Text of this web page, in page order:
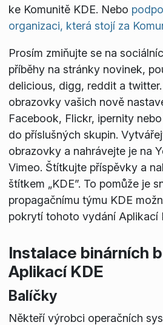
ke Komunitě KDE. Nebo
organizaci, která stojí za
Prosím zmiňujte se na
příběhy na stránky novinek,
delicious, digg, reddit a
obrazovky vašich nově
Facebook, Flickr, ipernity
do příslušných skupin.
obrazovky a nahrávejte je na
Vimeo. Štítkujte příspěvky a
štítkem „KDE”. To pomůže je
propagačnímu týmu KDE
pokrytí tohoto vydání Aplikací
Instalace binárních
Aplikací KDE
Balíčky
Někteří výrobci operačních